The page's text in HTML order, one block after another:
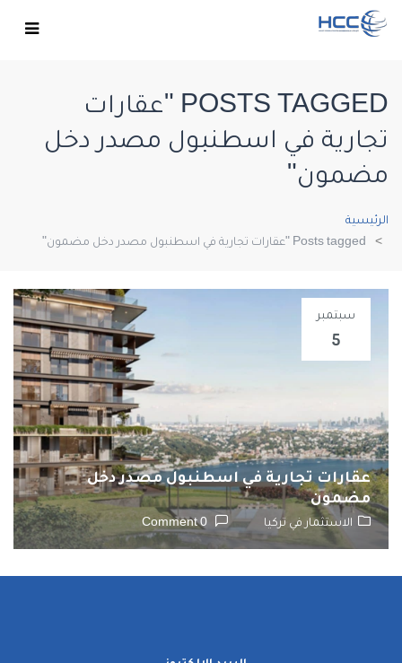
POSTS TAGGED "عقارات
تجارية في اسطنبول مصدر دخل
مضمون"
الرئيسية
Posts tagged "عقارات تجارية في اسطنبول مصدر دخل مضمون"
سبتمبر
5
عقارات تجارية في اسطنبول مصدر دخل
مضمون
الاستثمار في تركيا